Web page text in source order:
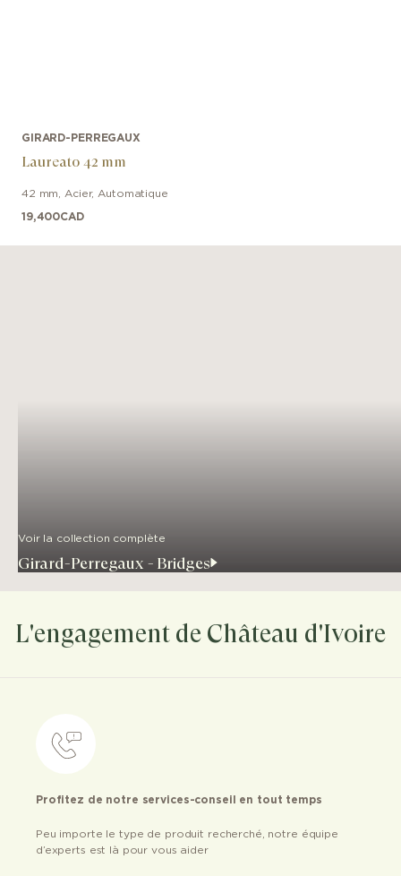
GIRARD-PERREGAUX
Laureato 42 mm
42 mm Acier, Automatique
19,400CAD
Voir la collection complète
Girard-Perregaux - Bridges
L'engagement de Château d'Ivoire
Profitez de notre services-conseil en tout temps
Peu importe le type de produit recherché, notre équipe
d’experts est là pour vous aider